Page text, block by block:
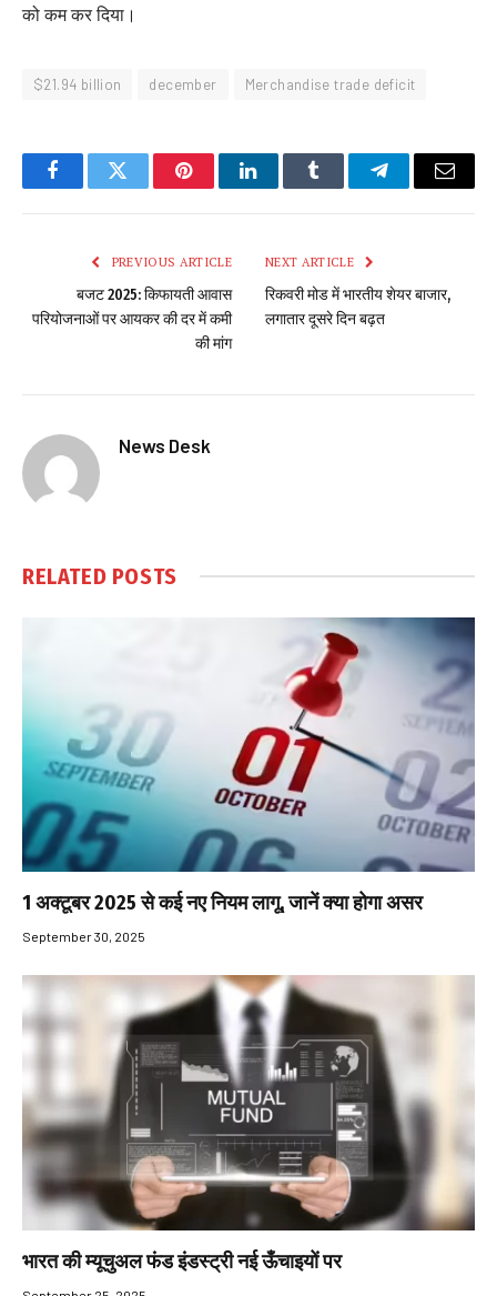
को कम कर दिया।
$21.94 billion december Merchandise trade deficit
FacebookTwitter PinterestLinkedInTumblr TelegramEmail
PREVIOUS ARTICLE
बजट 2025: किफायती आवास
परियोजनाओं पर आयकर की दर में कमी
की मांग
NEXT ARTICLE
रिकवरी मोड में भारतीय शेयर बाजार,
लगातार दूसरे दिन बढ़त
News Desk
RELATED POSTS
1 अक्टूबर 2025 से कई नए नियम लागू, जानें क्या होगा असर
September 30, 2025
भारत की म्यूचुअल फंड इंडस्ट्री नई ऊँचाइयों पर